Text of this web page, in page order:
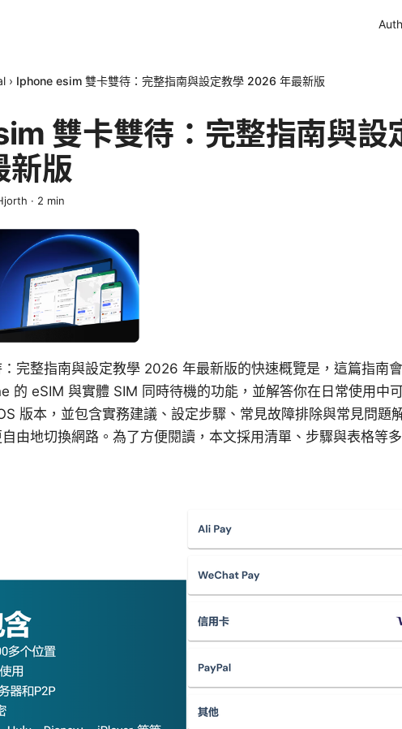
› Iphone esim 雙卡雙待：完整指南與設定教學 2026 年最新版
雙卡雙待：完整指南與設
新版
· 2 min
完整指南與設定教學 2026 年最新版的快速概覽是，這篇指南
的 eSIM 與實體 SIM 同時待機的功能，並解答你在日常使用中
版本，並包含實務建議、設定步驟、常見故障排除與常見問題
由地切換網路。為了方便閱讀，本文採用清單、步驟與表格等